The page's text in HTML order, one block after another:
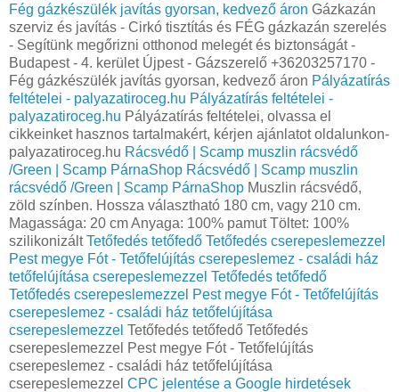
Fég gázkészülék javítás gyorsan, kedvező áron Gázkazán
szerviz és javítás - Cirkó tisztítás és FÉG gázkazán szerelés
- Segítünk megőrizni otthonod melegét és biztonságát -
Budapest - 4. kerület Újpest - Gázszerelő +36203257170 -
Fég gázkészülék javítás gyorsan, kedvező áron Pályázatírás
feltételei - palyazatiroceg.hu Pályázatírás feltételei -
palyazatiroceg.hu Pályázatírás feltételei, olvassa el
cikkeinket hasznos tartalmakért, kérjen ajánlatot oldalunkon-
palyazatiroceg.hu Rácsvédő | Scamp muszlin rácsvédő
/Green | Scamp PárnaShop Rácsvédő | Scamp muszlin
rácsvédő /Green | Scamp PárnaShop Muszlin rácsvédő,
zöld színben. Hossza választható 180 cm, vagy 210 cm.
Magassága: 20 cm Anyaga: 100% pamut Töltet: 100%
szilikonizáltTetőfedés tetőfedő Tetőfedés cserepeslemezzel
Pest megye Fót - Tetőfelújítás cserepeslemez - családi ház
tetőfelújítása cserepeslemezzel Tetőfedés tetőfedő
Tetőfedés cserepeslemezzel Pest megye Fót - Tetőfelújítás
cserepeslemez - családi ház tetőfelújítása
cserepeslemezzel Tetőfedés tetőfedő Tetőfedés
cserepeslemezzel Pest megye Fót - Tetőfelújítás
cserepeslemez - családi ház tetőfelújítása
cserepeslemezzel CPC jelentése a Google hirdetések